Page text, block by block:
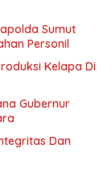
Sumut
Personil
Kelapa Di
Gubernur
Dan